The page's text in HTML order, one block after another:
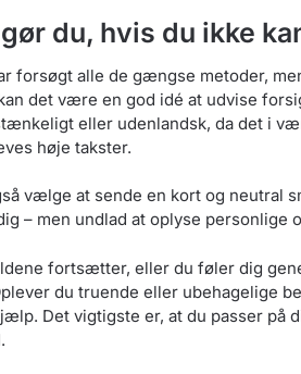
du, hvis du ikke
forsøgt alle de gængse metoder,
det være en god idé at udvise
eller udenlandsk, da det i
høje takster.
vælge at sende en kort og neutral
– men undlad at oplyse personlige
fortsætter, eller du føler dig
du truende eller ubehagelige
Det vigtigste er, at du passer på